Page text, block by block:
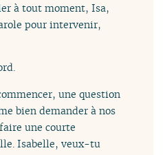
à tout moment, Isa,
pour intervenir,
une question
bien demander à nos
une courte
Isabelle, veux-tu